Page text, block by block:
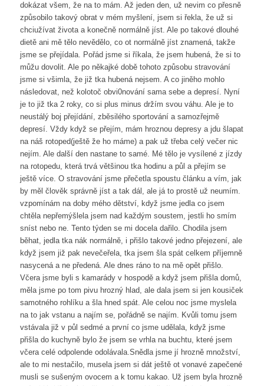
dokázat všem, že na to mám. Až jeden den, už nevim co přesně
způsobilo takový obrat v mém myšlení, jsem si řekla, že už si
chciužívat života a konečně normálně jíst. Ale po takové dlouhé
dietě ani mě tělo nevědělo, co ot normálně jíst znamená, takže
jsme se přejídala. Pořád jsme si říkala, že jsem hubená, že si to
můžu dovolit. Ale po někajké době tohoto způsobu stravování
jsme si všimla, že již tka hubená nejsem. A co jiněho mohlo
následovat, než kolotoč obvi0nování sama sebe a depresí. Nyní
je to již tka 2 roky, co si plus minus držím svou váhu. Ale je to
neustálý boj přejídání, zběsilého sportování a samozřejmě
depresí. Vždy když se přejím, mám hroznou depresy a jdu šlapat
na náš rotoped(ještě že ho máme) a pak už třeba celý večer nic
nejím. Ale další den nastane to samé. Mé tělo je vysílené z jízdy
na rotopedu, která trvá většinou tka hodinu a půl a přejím se
ještě více. O stravování jsme přečetla spoustu článku a vím, jak
by měl člověk správně jíst a tak dál, ale já to prostě už neumím.
vzpomínám na doby mého dětství, když jsme jedla co jsem
chtěla nepřemýšlela jsem nad každým soustem, jestli ho smím
sníst nebo ne. Tento týden se mi docela dařilo. Chodila jsem
běhat, jedla tka nák normálně, i přišlo takové jedno přejezení, ale
když jsem již pak nevečeřela, tka jsem šla spát celkem příjemně
nasycená a ne předená. Ale dnes ráno to na mě opět přišlo.
Včera jsme byli s kamarády v hospodě a když jsem přišla domů,
měla jsme po tom pivu hrozný hlad, ale dala jsem si jen kousiček
samotného rohlíku a šla hned spát. Ale celou noc jsme myslela
na to jak vstanu a najím se, pořádně se najím. Kvůli tomu jsem
vstávala již v půl sedmé a první co jsme udělala, když jsme
přišla do kuchyně bylo že jsem se vrhla na buchtu, které jsem
včera celé odpolende odolávala.Snědla jsme jí hrozně množství,
ale to mi nestačilo, musela jsem si dát ještě ot vonavé zapečené
musli se sušeným ovocem a k tomu kakao. Už jsem byla hrozně